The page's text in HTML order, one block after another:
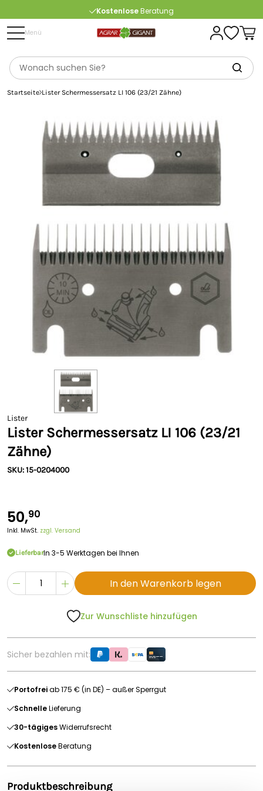
KostenloseBeratung
ab 175 € (in DE) – außer Sperrgut
Menü
Startseite Lister Schermessersatz LI 106 (23/21 Zähne)
Lister
Lister Schermessersatz LI 106 (23/21
Zähne)
SKU: 15-0204000
50,90
Inkl. MwSt. zzgl. Versand
LieferbarIn 3-5 Werktagen bei Ihnen
In den Warenkorb legen
Zur Wunschliste hinzufügen
Sicher bezahlen mit:
Portofreiab 175 € (in DE) – außer Sperrgut
SchnelleLieferung
30-tägigesWiderrufsrecht
KostenloseBeratung
Produktbeschreibung